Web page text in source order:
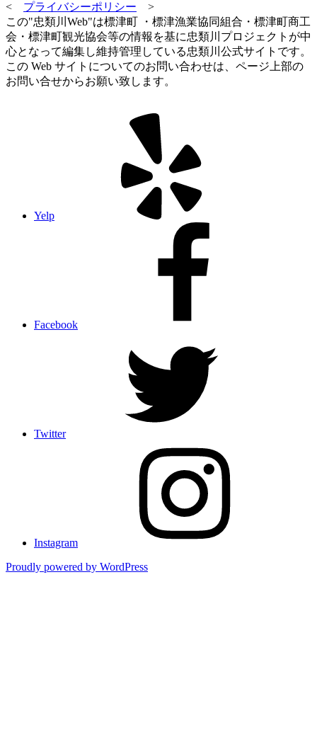
< プライバシーポリシー >
この"忠類川Web"は標津町 ・標津漁業協同組合・標津町商工
会・標津町観光協会等の情報を基に忠類川プロジェクトが中
心となって編集し維持管理している忠類川公式サイトです。
この Web サイトについてのお問い合わせは、ページ上部の
お問い合せからお願い致します。
Yelp
Facebook
Twitter
Instagram
Proudly powered by WordPress